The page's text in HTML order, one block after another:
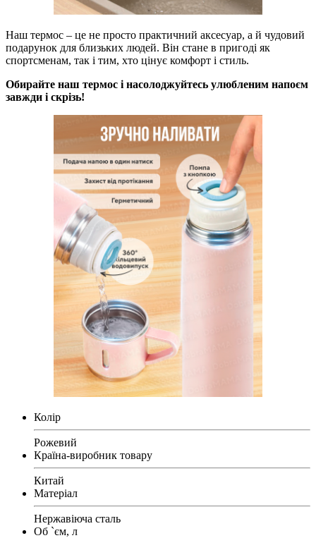
Наш термос – це не просто практичний аксесуар, а й чудовий
подарунок для близьких людей. Він стане в пригоді як
спортсменам, так і тим, хто цінує комфорт і стиль.
Обирайте наш термос і насолоджуйтесь улюбленим напоєм
завжди і скрізь!
Колір
Рожевий
Країна-виробник товару
Китай
Матеріал
Нержавіюча сталь
Об `єм, л